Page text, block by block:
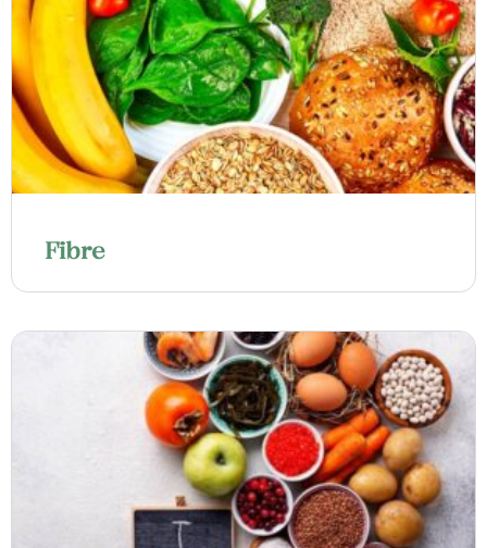
Fibre